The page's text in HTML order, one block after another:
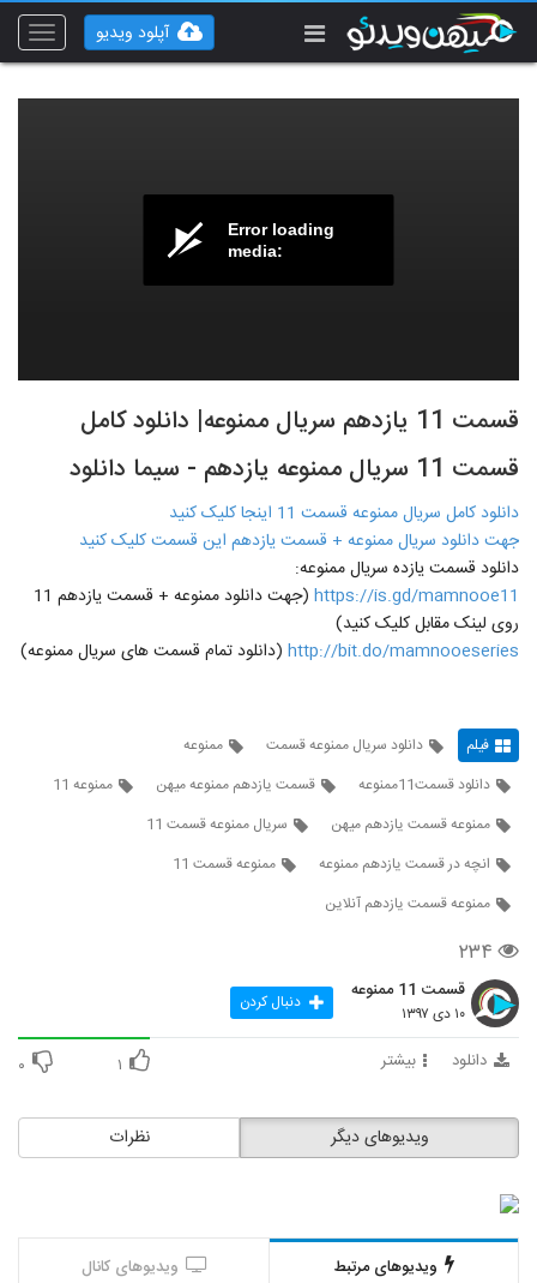
Toggle
آپلود ویدیو
Error loading
media:
قسمت 11 یازدهم سریال ممنوعه| دانلود کامل
قسمت 11 سریال ممنوعه یازدهم - سیما دانلود
دانلود کامل سریال ممنوعه قسمت 11 اینجا کلیک کنید
جهت دانلود سریال ممنوعه + قسمت یازدهم این قسمت کلیک کنید
دانلود قسمت یازده سریال ممنوعه:
https://is.gd/mamnooe11
(جهت دانلود ممنوعه + قسمت یازدهم 11
روی لینک مقابل کلیک کنید)
http://bit.do/mamnooeseries (دانلود تمام قسمت های سریال ممنوعه)
فیلم دانلود سریال ممنوعه قسمت
ممنوعه
دانلود قسمت11ممنوعه
قسمت یازدهم ممنوعه میهن
ممنوعه 11
ممنوعه قسمت یازدهم میهن
سریال ممنوعه قسمت 11
انچه در قسمت یازدهم ممنوعه
ممنوعه قسمت 11
ممنوعه قسمت یازدهم آنلاین
۲۳۴
قسمت 11 ممنوعه
۱۰ دی ۱۳۹۷ دنبال کردن
دانلود بیشتر ۱ ۰
نظرات ویدیوهای دیگر
ویدیوهای مرتبط ویدیوهای کانال